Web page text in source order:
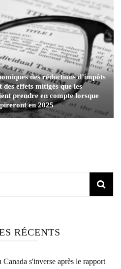
des réductions d’impôts
effets mitigés que les
prendre en compte lorsque
en 2025
RÉCENTS
s'inverse après le rapport